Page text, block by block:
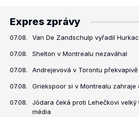
Expres zprávy
07.08. Van De Zandschulp vyřadil
07.08. Shelton v Montrealu nezaváhal
07.08. Andrejevová v Torontu
07.08. Griekspoor si v Montrealu zahraje
07.08.
Jódara čeká proti Lehečkovi velký
média